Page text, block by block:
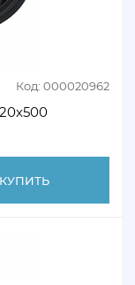
Код: 000020962
КУПИТЬ